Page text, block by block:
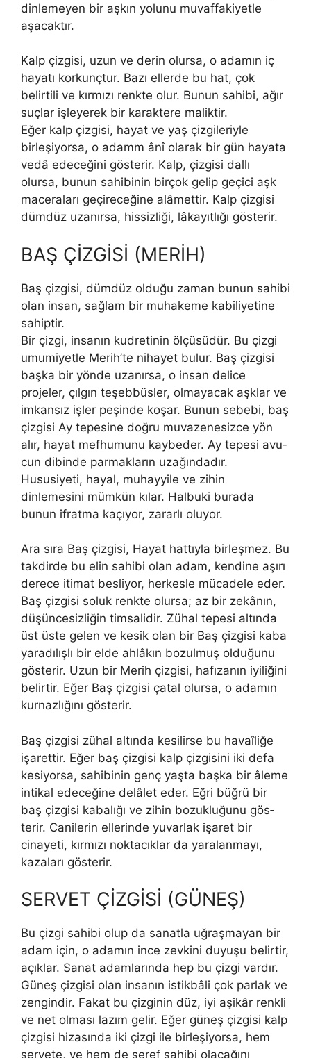
dinlemeyen bir aşkın yolunu muvaffakiyetle
aşacaktır.
Kalp çizgisi, uzun ve derin olursa, o adamın iç
hayatı kor­kunçtur. Bazı ellerde bu hat, çok
belirtili ve kırmızı renkte olur. Bunun sahibi, ağır
suçlar işleyerek bir karaktere maliktir.
Eğer kalp çizgisi, hayat ve yaş çizgileriyle
birleşiyorsa, o adamm ânî olarak bir gün hayata
vedâ edeceğini gösterir. Kalp, çiz­gisi dallı
olursa, bunun sahibinin birçok gelip geçici aşk
maceraları geçireceğine alâmettir. Kalp çizgisi
dümdüz uzanırsa, hissizliği, lâkayıtlığı gösterir.
BAŞ ÇİZGİSİ (MERİH)
Baş çizgisi, dümdüz olduğu zaman bunun sahibi
olan insan, sağlam bir muhakeme kabiliyetine
sahiptir.
Bir çizgi, insanın kudretinin ölçüsüdür. Bu çizgi
umumiyetle Merih’te nihayet bulur. Baş çizgisi
başka bir yönde uzanırsa, o in­san delice
projeler, çılgın teşebbüsler, olmayacak aşklar ve
imkan­sız işler peşinde koşar. Bunun sebebi, baş
çizgisi Ay tepesine doğru muvazenesizce yön
alır, hayat mefhumunu kaybeder. Ay tepesi avu­
cun dibinde parmakların uzağındadır.
Hususiyeti, hayal, muhayyile ve zihin
dinlemesini mümkün kılar. Halbuki burada
bunun ifratma kaçıyor, zararlı oluyor.
Ara sıra Baş çizgisi, Hayat hattıyla birleşmez. Bu
takdirde bu elin sahibi olan adam, kendine aşırı
derece itimat besliyor, herkesle mücadele eder.
Baş çizgisi soluk renkte olursa; az bir zekânın,
düşüncesiz­liğin timsalidir. Zühal tepesi altında
üst üste gelen ve kesik olan bir Baş çizgisi kaba
yaradılışlı bir elde ahlâkın bozulmuş olduğunu
gös­terir. Uzun bir Merih çizgisi, hafızanın iyiliğini
belirtir. Eğer Baş çizgisi çatal olursa, o adamın
kurnazlığını gösterir.
Baş çizgisi zühal altında kesilirse bu havaîliğe
işarettir. Eğer baş çizgisi kalp çizgisini iki defa
kesiyorsa, sahibinin genç yaşta başka bir âleme
intikal edeceğine delâlet eder. Eğri büğrü bir
baş çizgisi kabalığı ve zihin bozukluğunu gös­
terir. Canilerin ellerinde yuvarlak işaret bir
cinayeti, kırmızı nok­tacıklar da yaralanmayı,
kazaları gösterir.
SERVET ÇİZGİSİ (GÜNEŞ)
Bu çizgi sahibi olup da sanatla uğraşmayan bir
adam için, o adamın ince zevkini duyuşu belirtir,
açıklar. Sanat adamlarında hep bu çizgi vardır.
Güneş çiz­gisi olan insanın istikbâli çok parlak ve
zengindir. Fakat bu çizginin düz, iyi aşikâr renkli
ve net olması lazım gelir. Eğer güneş çizgisi kalp
çizgisi hizasında iki çizgi ile birleşiyorsa, hem
servete, ve hem de şeref sahibi olacağını